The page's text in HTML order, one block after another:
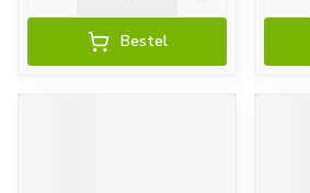
Bestel